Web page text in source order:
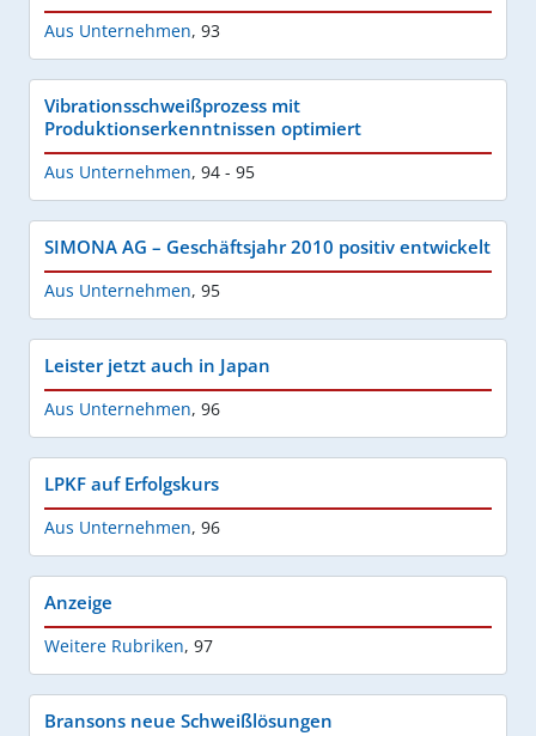
Aus Unternehmen, 93
Vibrationsschweißprozess mit
Produktionserkenntnissen optimiert
Aus Unternehmen, 94 - 95
SIMONA AG – Geschäftsjahr 2010 positiv entwickelt
Aus Unternehmen, 95
Leister jetzt auch in Japan
Aus Unternehmen, 96
LPKF auf Erfolgskurs
Aus Unternehmen, 96
Anzeige
Weitere Rubriken, 97
Bransons neue Schweißlösungen